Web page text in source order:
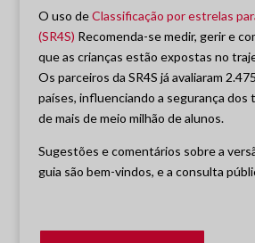
O uso deClassificação por estrelas
(SR4S) Recomenda-se medir, gerir e
que as crianças estão expostas no
Os parceiros da SR4S já avaliaram
países, influenciando a segurança dos
de mais de meio milhão de alunos.
Sugestões e comentários sobre a
guia são bem-vindos, e a consulta